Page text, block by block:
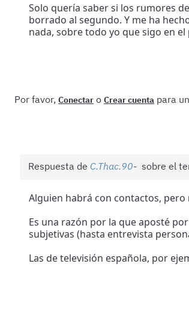
Solo quería saber si los rumores
borrado al segundo. Y me ha
nada, sobre todo yo que sigo en
Por favor, Conectar o Crear cuenta para
Respuesta de C.Thac.90 sobre el
Alguien habrá con contactos,
Es una razón por la que aposté
subjetivas (hasta entrevista
Las de televisión española, por